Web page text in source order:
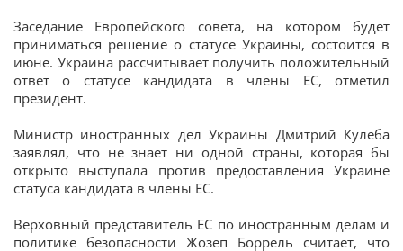
Заседание Европейского совета, на котором будет
приниматься решение о статусе Украины, состоится в
июне. Украина рассчитывает получить положительный
ответ о статусе кандидата в члены ЕС, отметил
президент.
Министр иностранных дел Украины Дмитрий Кулеба
заявлял, что не знает ни одной страны, которая бы
открыто выступала против предоставления Украине
статуса кандидата в члены ЕС.
Верховный представитель ЕС по иностранным делам и
политике безопасности Жозеп Боррель считает, что